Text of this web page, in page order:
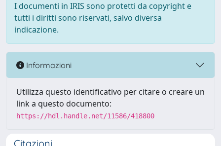
I documenti in IRIS sono protetti da copyright e
tutti i diritti sono riservati, salvo diversa
indicazione.
Informazioni
Utilizza questo identificativo per citare o creare un
link a questo documento:
https://hdl.handle.net/11586/418800
Citazioni